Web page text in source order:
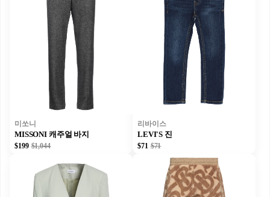
미쏘니
MISSONI 캐주얼 바지
$199 $1,044
리바이스
LEVI'S 진
$71 $71